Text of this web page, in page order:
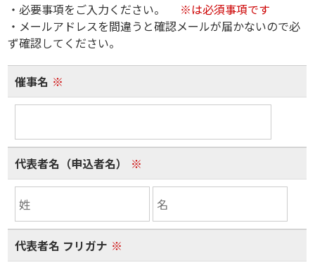
・必要事項をご入力ください。
※は必須事項です
・メールアドレスを間違うと確認メールが届かないので必
ず確認してください。
催事名 ※
代表者名（申込者名） ※
代表者名 フリガナ ※